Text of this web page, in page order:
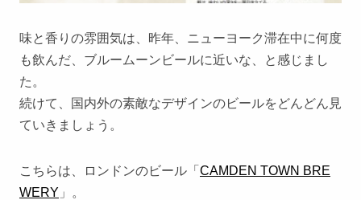
味と香りの雰囲気は、昨年、ニューヨーク滞在中に何度
も飲んだ、ブルームーンビールに近いな、と感じまし
た。
続けて、国内外の素敵なデザインのビールをどんどん見
ていきましょう。
こちらは、ロンドンのビール「 CAMDEN TOWN BRE
WERY 」。